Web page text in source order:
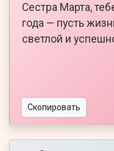
Сестра Марта,
года — пусть
светлой и
Скопировать